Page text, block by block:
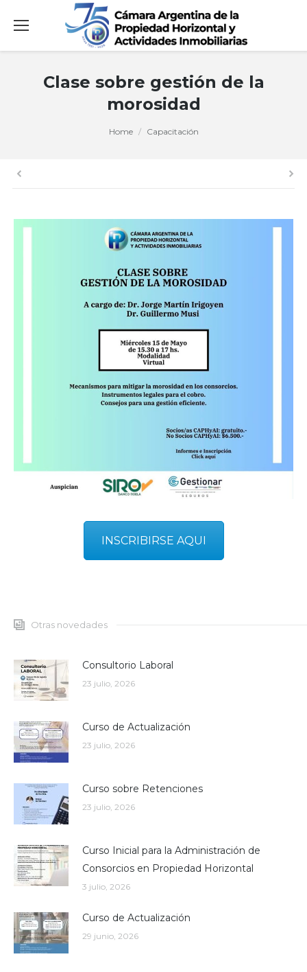
Clase sobre gestión de la
morosidad
Home Capacitación
INSCRIBIRSE AQUI
Otras novedades
Consultorio Laboral
23 julio, 2026
Curso de Actualización
23 julio, 2026
Curso sobre Retenciones
23 julio, 2026
Curso Inicial para la Administración de
Consorcios en Propiedad Horizontal
3 julio, 2026
Curso de Actualización
29 junio, 2026